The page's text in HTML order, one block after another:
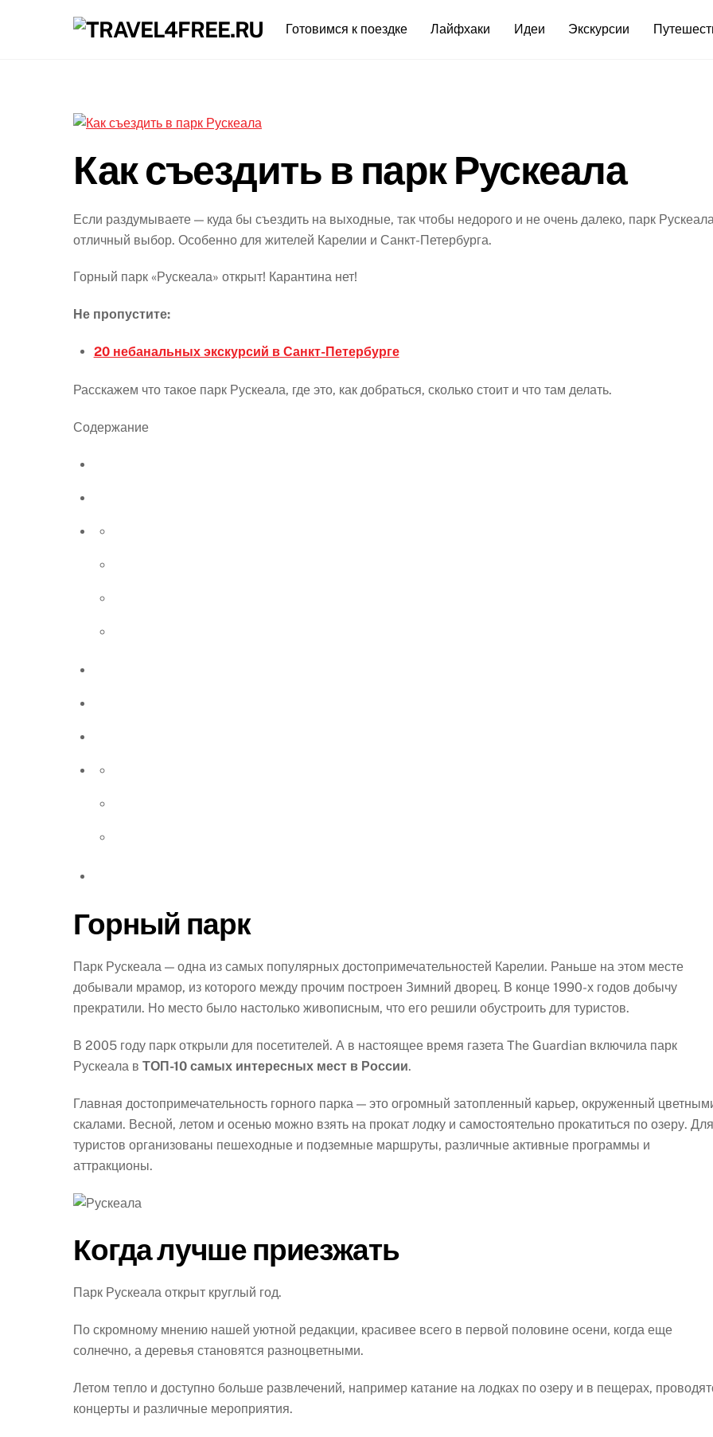
Готовимся к поездке Лайфхаки Идеи Экскурсии
Как съездить в парк Рускеала
Если раздумываете — куда бы съездить на выходные, так чтобы недорого и не очень далеко, парк
отличный выбор. Особенно для жителей Карелии и Санкт-Петербурга.
Горный парк «Рускеала» открыт! Карантина нет!
Не пропустите:
20 небанальных экскурсий в Санкт-Петербурге
Расскажем что такое парк Рускеала, где это, как добраться, сколько стоит и что там делать.
Содержание
Горный парк
Парк Рускеала — одна из самых популярных достопримечательностей Карелии. Раньше на этом месте
добывали мрамор, из которого между прочим построен Зимний дворец. В конце 1990-х годов добычу
прекратили. Но место было настолько живописным, что его решили обустроить для туристов.
В 2005 году парк открыли для посетителей. А в настоящее время газета The Guardian включила парк
Рускеала в ТОП-10 самых интересных мест в России.
Главная достопримечательность горного парка — это огромный затопленный карьер, окруженный
скалами. Весной, летом и осенью можно взять на прокат лодку и самостоятельно прокатиться по озеру. Для
туристов организованы пешеходные и подземные маршруты, различные активные программы и
аттракционы.
Когда лучше приезжать
Парк Рускеала открыт круглый год.
По скромному мнению нашей уютной редакции, красивее всего в первой половине осени, когда еще
солнечно, а деревья становятся разноцветными.
Летом тепло и доступно больше развлечений, например катание на лодках по озеру и в пещерах,
концерты и различные мероприятия.